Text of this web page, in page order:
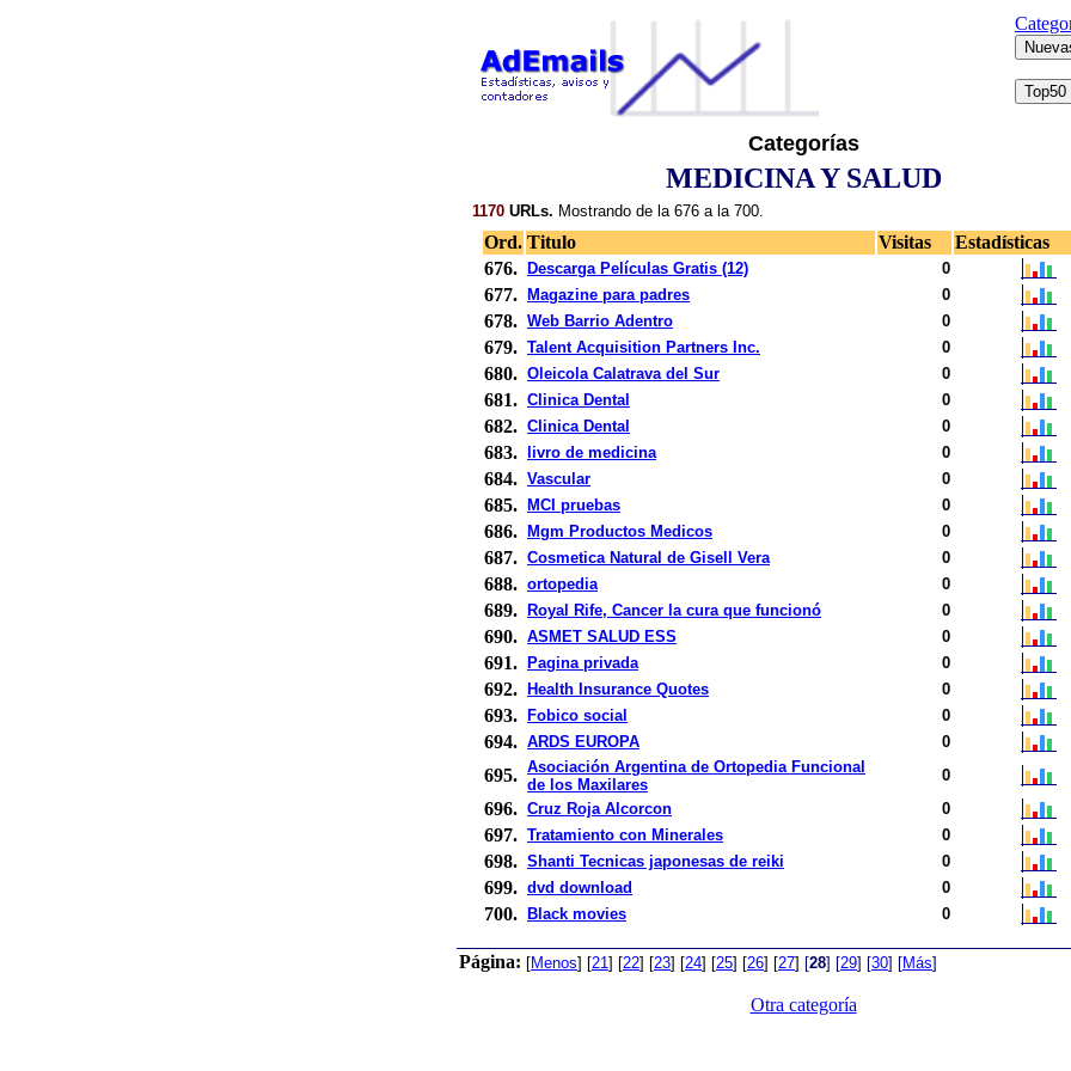
Categorías
MEDICINA Y SALUD
1170 URLs. Mostrando de la 676 a la 700.
Ord. Titulo Visitas
Estadísticas
676.
Descarga Películas Gratis (12) 0
677. Magazine para padres 0
678. Web Barrio Adentro 0
679. Talent Acquisition Partners Inc. 0
680. Oleicola Calatrava del Sur 0
681. Clinica Dental 0
682. Clinica Dental 0
683. livro de medicina 0
684. Vascular 0
685. MCI pruebas 0
686. Mgm Productos Medicos 0
687. Cosmetica Natural de Gisell Vera 0
688. ortopedia 0
689. Royal Rife, Cancer la cura que funcionó 0
690. ASMET SALUD ESS 0
691. Pagina privada 0
692. Health Insurance Quotes 0
693. Fobico social 0
694. ARDS EUROPA 0
695. Asociación Argentina de Ortopedia Funcional
de los Maxilares
0
696. Cruz Roja Alcorcon 0
697. Tratamiento con Minerales 0
698. Shanti Tecnicas japonesas de reiki 0
699. dvd download 0
700. Black movies 0
Página: [Menos] [21] [22] [23] [24] [25] [26] [27] [28] [29] [30] [Más]
Otra categoría